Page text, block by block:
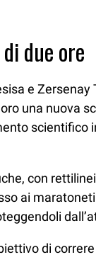
due ore
e
una nuova
scientifico
con
ai
di